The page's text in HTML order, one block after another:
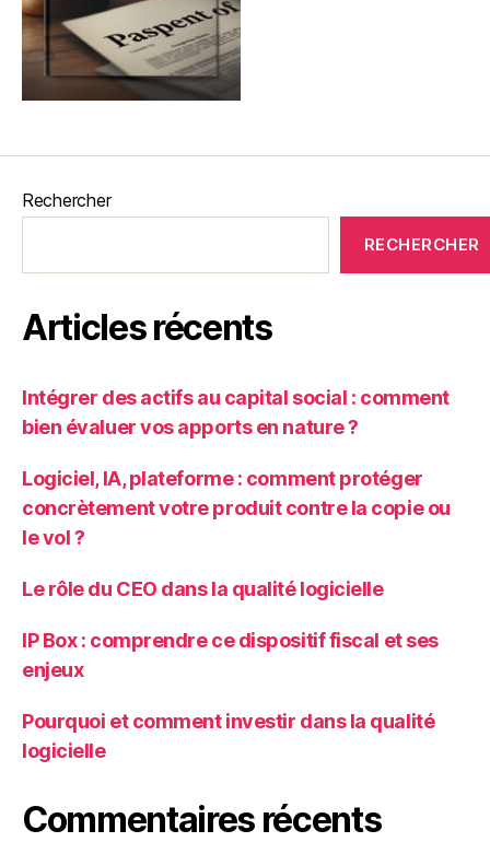
Rechercher
RECHERCHER
Articles récents
Intégrer des actifs au capital social : comment
bien évaluer vos apports en nature ?
Logiciel, IA, plateforme : comment protéger
concrètement votre produit contre la copie ou
le vol ?
Le rôle du CEO dans la qualité logicielle
IP Box : comprendre ce dispositif fiscal et ses
enjeux
Pourquoi et comment investir dans la qualité
logicielle
Commentaires récents